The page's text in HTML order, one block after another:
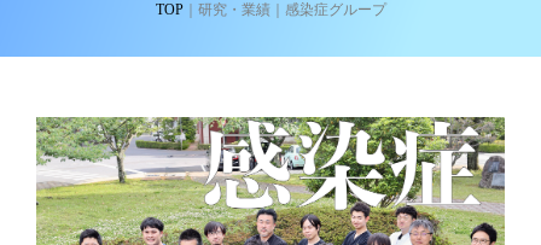
TOP｜研究・業績｜感染症グループ